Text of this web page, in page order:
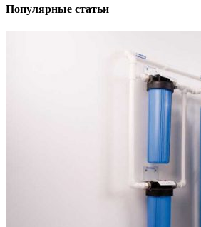
Популярные статьи